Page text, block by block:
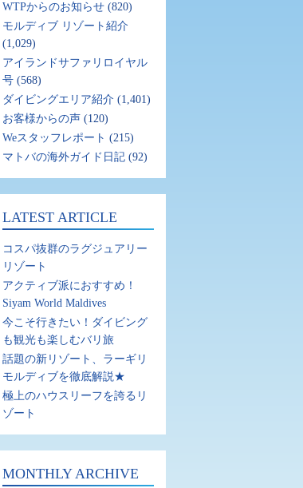
WTPからのお知らせ (820)
モルディブ リゾート紹介
(1,029)
アイランドサファリロイヤル
号 (568)
ダイビングエリア紹介 (1,401)
お客様からの声 (120)
Weスタッフレポート (215)
マトバの海外ガイド日記 (92)
LATEST ARTICLE
コスパ抜群のラグジュアリー
リゾート
アクティブ派におすすめ！
Siyam World Maldives
今こそ行きたい！ダイビング
も観光も楽しむバリ旅
話題の新リゾート、ラーギリ
モルディブを徹底解説★
極上のハウスリーフを誇るリ
ゾート
MONTHLY ARCHIVE